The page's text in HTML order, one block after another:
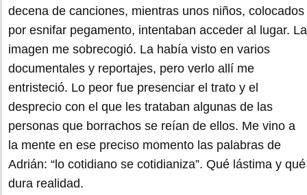
decena de canciones, mientras unos niños, colocados
por esnifar pegamento, intentaban acceder al lugar. La
imagen me sobrecogió. La había visto en varios
documentales y reportajes, pero verlo allí me
entristeció. Lo peor fue presenciar el trato y el
desprecio con el que les trataban algunas de las
personas que borrachos se reían de ellos. Me vino a
la mente en ese preciso momento las palabras de
Adrián: “lo cotidiano se cotidianiza”. Qué lástima y qué
dura realidad.